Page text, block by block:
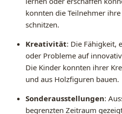
konnten die Teilnehmer
schnitzen.
Kreativität: Die Fähigkeit,
oder Probleme auf
Die Kinder konnten ihrer
und aus Holzfiguren bauen.
Sonderausstellungen:
begrenzten Zeitraum